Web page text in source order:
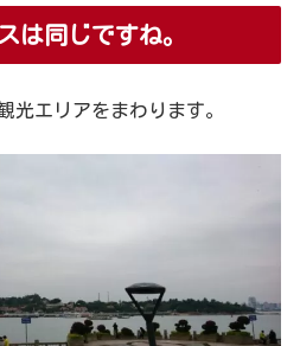
は同じですね。
光エリアをまわります。